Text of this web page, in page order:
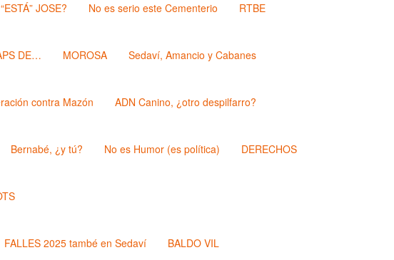
JOSE? No es serio este Cementerio RTBE
DE… MOROSA Sedaví, Amancio y Cabanes
contra Mazón ADN Canino, ¿otro despilfarro?
Bernabé, ¿y tú? No es Humor (es política) DERECHOS
FALLES 2025 també en Sedaví BALDO VIL